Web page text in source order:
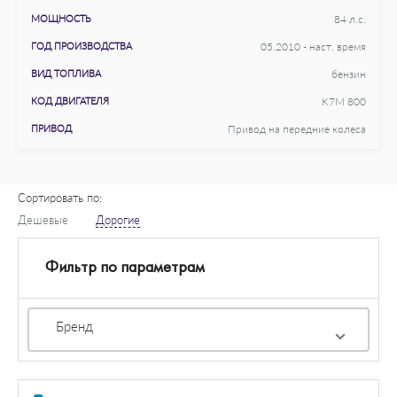
МОЩНОСТЬ 84 л.с.
ГОД ПРОИЗВОДСТВА 05.2010 - наст. время
ВИД ТОПЛИВА бензин
КОД ДВИГАТЕЛЯ K7M 800
ПРИВОД Привод на передние колеса
Сортировать по:
Дешевые
Дорогие
Фильтр по параметрам
Бренд